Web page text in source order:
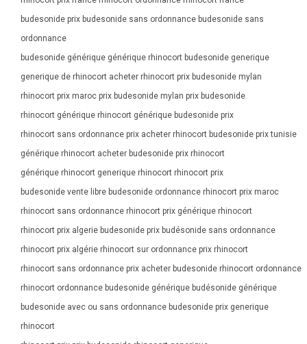
budesonide prix budesonide sans ordonnance budesonide sans
ordonnance
budesonide générique générique rhinocort budesonide generique
generique de rhinocort acheter rhinocort prix budesonide mylan
rhinocort prix maroc prix budesonide mylan prix budesonide
rhinocort générique rhinocort générique budesonide prix
rhinocort sans ordonnance prix acheter rhinocort budesonide prix tunisie
générique rhinocort acheter budesonide prix rhinocort
générique rhinocort generique rhinocort rhinocort prix
budesonide vente libre budesonide ordonnance rhinocort prix maroc
rhinocort sans ordonnance rhinocort prix générique rhinocort
rhinocort prix algerie budesonide prix budésonide sans ordonnance
rhinocort prix algérie rhinocort sur ordonnance prix rhinocort
rhinocort sans ordonnance prix acheter budesonide rhinocort ordonnance
rhinocort ordonnance budesonide générique budésonide générique
budesonide avec ou sans ordonnance budesonide prix generique
rhinocort